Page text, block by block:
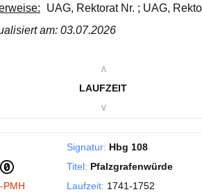
UAG, Rektorat Nr. ; UAG,
am: 03.07.2026
∧
LAUFZEIT
∨
PMH
Signatur: Hbg 108
Titel: Pfalzgrafenwürde
Laufzeit: 1741-1752